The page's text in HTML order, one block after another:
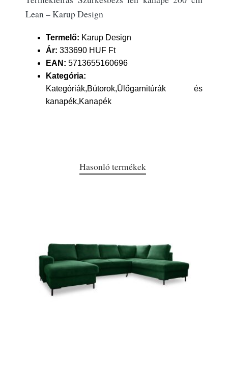
Lean – Karup Design
Termelő: Karup Design
Ár: 333690 HUF Ft
EAN: 5713655160696
Kategória:
Kategóriák,Bútorok,Ülőgarnitúrák és
kanapék,Kanapék
Hasonló termékek